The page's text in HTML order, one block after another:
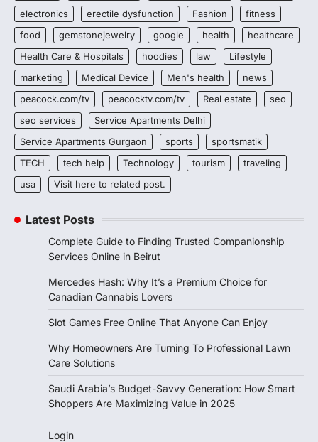
electronics erectile dysfunction Fashion
fitness
food
gemstonejewelry google health
healthcare
Health Care & Hospitals
hoodies law
Lifestyle
marketing
Medical Device Men's health
news
peacock.com/tv
peacocktv.com/tv Real estate
seo
seo services
Service Apartments Delhi
Service Apartments Gurgaon
sports
sportsmatik
TECH
tech help Technology tourism
traveling
usa
Visit here to related post.
Latest Posts
Complete Guide to Finding Trusted Companionship
Services Online in Beirut
Mercedes Hash: Why It’s a Premium Choice for
Canadian Cannabis Lovers
Slot Games Free Online That Anyone Can Enjoy
Why Homeowners Are Turning To Professional Lawn
Care Solutions
Saudi Arabia’s Budget-Savvy Generation: How Smart
Shoppers Are Maximizing Value in 2025
Login